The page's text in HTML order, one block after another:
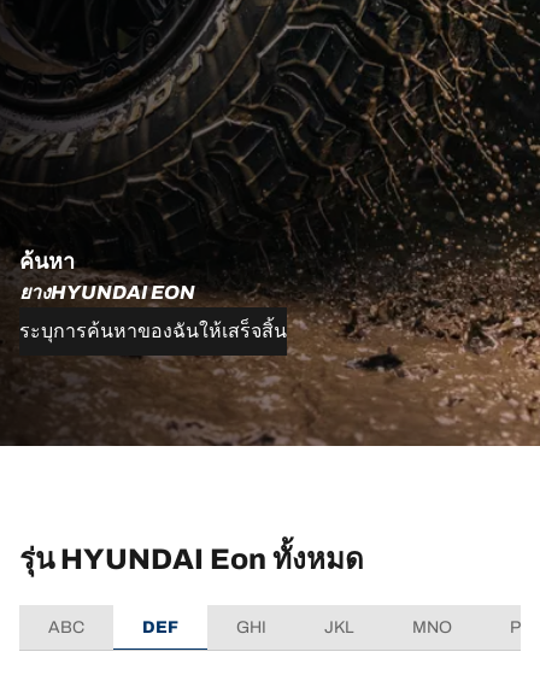
ค้นหา
ยางHYUNDAI EON
ระบุการค้นหาของฉันให้เสร็จสิ้น
รุ่น HYUNDAI Eon ทั้งหมด
ABC DEF GHI JKL MNO